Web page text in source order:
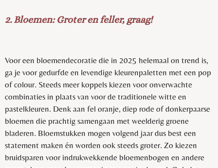
2. Bloemen: Groter en feller, graag!
Voor een bloemendecoratie die in 2025 helemaal on trend is,
ga je voor gedurfde en levendige kleurenpaletten met een pop
of colour. Steeds meer koppels kiezen voor onverwachte
combinaties in plaats van voor de traditionele witte en
pastelkleuren. Denk aan fel oranje, diep rode of donkerpaarse
bloemen die prachtig samengaan met weelderig groene
bladeren. Bloemstukken mogen volgend jaar dus best een
statement maken én worden ook steeds groter. Zo kiezen
bruidsparen voor indrukwekkende bloemenbogen en andere